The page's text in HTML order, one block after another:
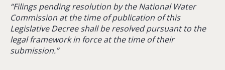
“Filings pending resolution by the National Water
Commission at the time of publication of this
Legislative Decree shall be resolved pursuant to the
legal framework in force at the time of their
submission.”